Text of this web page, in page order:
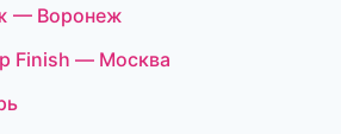
— Воронеж
Finish — Москва